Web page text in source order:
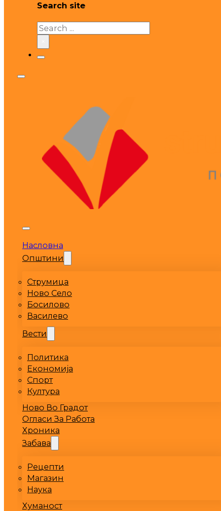
Search site
Search
Насловна
Општини
Струмица
Ново Село
Босилово
Василево
Вести
Политика
Економија
Спорт
Култура
Ново Во Градот
Огласи За Работа
Хроника
Забава
Рецепти
Магазин
Наука
Хуманост